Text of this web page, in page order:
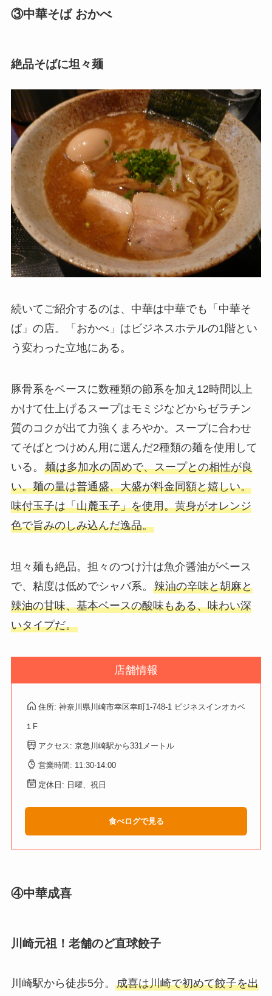
③中華そば おかべ
絶品そばに坦々麺
続いてご紹介するのは、中華は中華でも「中華そ
ば」の店。「おかべ」はビジネスホテルの1階とい
う変わった立地にある。
豚骨系をベースに数種類の節系を加え12時間以上
かけて仕上げるスープはモミジなどからゼラチン
質のコクが出て力強くまろやか。スープに合わせ
てそばとつけめん用に選んだ2種類の麺を使用して
いる。 麺は多加水の固めで、スープとの相性が良
い。麺の量は普通盛、大盛が料金同額と嬉しい。
味付玉子は「山麓玉子」を使用。黄身がオレンジ
色で旨みのしみ込んだ逸品。
坦々麺も絶品。担々のつけ汁は魚介醤油がベース
で、粘度は低めでシャバ系。 辣油の辛味と胡麻と
辣油の甘味、基本ベースの酸味もある、味わい深
いタイプだ。
店舗情報
住所: 神奈川県川崎市幸区幸町1-748-1 ビジネスインオカベ
１F
アクセス: 京急川崎駅から331メートル
営業時間: 11:30-14:00
定休日: 日曜、祝日
食べログで見る
④中華成喜
川崎元祖！老舗のど直球餃子
川崎駅から徒歩5分。 成喜は川崎で初めて餃子を出